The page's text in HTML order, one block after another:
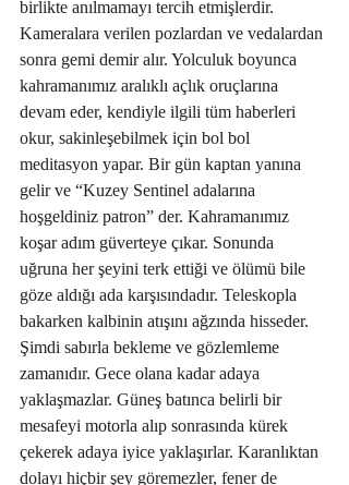
birlikte anılmamayı tercih etmişlerdir.
Kameralara verilen pozlardan ve vedalardan
sonra gemi demir alır. Yolculuk boyunca
kahramanımız aralıklı açlık oruçlarına
devam eder, kendiyle ilgili tüm haberleri
okur, sakinleşebilmek için bol bol
meditasyon yapar. Bir gün kaptan yanına
gelir ve “Kuzey Sentinel adalarına
hoşgeldiniz patron” der. Kahramanımız
koşar adım güverteye çıkar. Sonunda
uğruna her şeyini terk ettiği ve ölümü bile
göze aldığı ada karşısındadır. Teleskopla
bakarken kalbinin atışını ağzında hisseder.
Şimdi sabırla bekleme ve gözlemleme
zamanıdır. Gece olana kadar adaya
yaklaşmazlar. Güneş batınca belirli bir
mesafeyi motorla alıp sonrasında kürek
çekerek adaya iyice yaklaşırlar. Karanlıktan
dolayı hiçbir şey göremezler, fener de